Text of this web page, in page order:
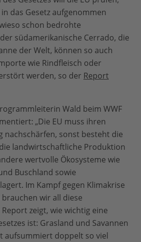
das Gesetz aufgenommen
schon bedrohte
südamerikanische Cerrado, die
der Welt, können so auch
wie Rindfleisch oder
werden, so der Report
Wald beim WWF
„Die EU muss ihren
nachschärfen, sonst besteht die
landwirtschaftliche Produktion
wertvolle Ökosysteme wie
Buschland sowie
Im Kampf gegen Klimakrise
wir all diese
zeigt, wie wichtig eine
ist: Grasland und Savannen
aufsummiert doppelt so viel